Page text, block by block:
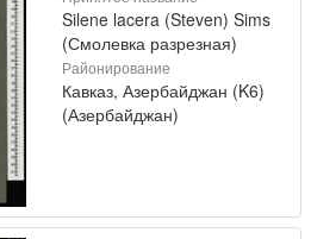
Silene lacera (Steven) Sims
(Смолевка разрезная)
Районирование
Кавказ, Азербайджан (K6)
(Азербайджан)